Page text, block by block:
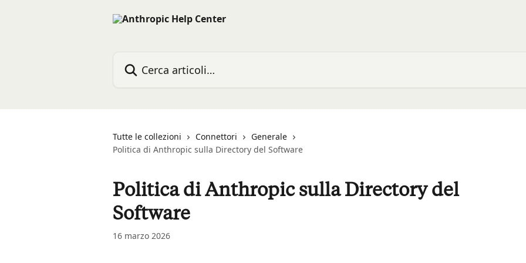
Tutte le collezioni Connettori
Generale
Politica di Anthropic sulla Directory del Software
Politica di Anthropic sulla Directory del
Software
16 marzo 2026